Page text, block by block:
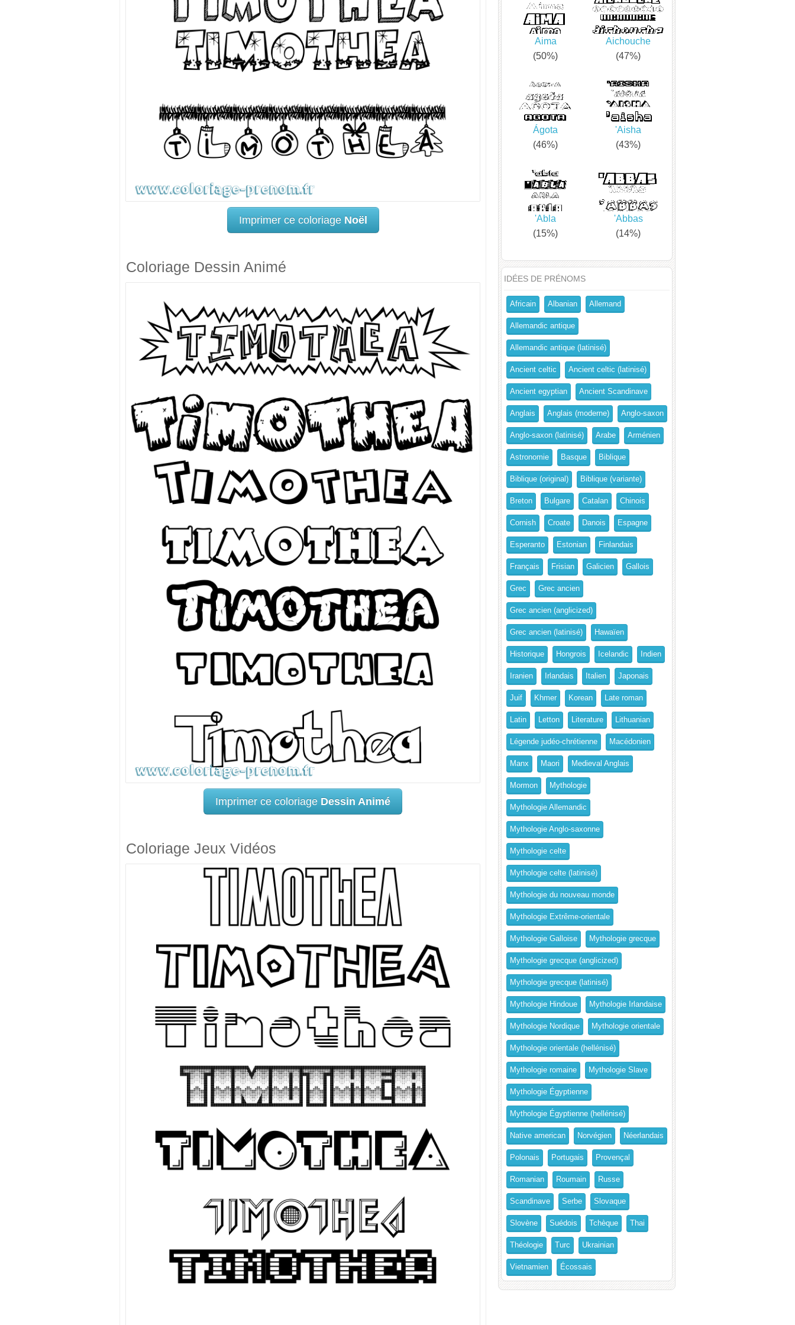
Imprimer ce coloriage Noël
Coloriage Dessin Animé
Imprimer ce coloriage Dessin Animé
Coloriage Jeux Vidéos
Aima
(50%)
Aichouche
(47%)
Ágota
(46%)
'Aisha
(43%)
'Abla
(15%)
'Abbas
(14%)
IDÉES DE PRÉNOMS
Africain Albanian Allemand
Allemandic antique
Allemandic antique (latinisé)
Ancient celtic Ancient celtic (latinisé)
Ancient egyptian Ancient Scandinave
Anglais Anglais (moderne) Anglo-saxon
Anglo-saxon (latinisé) Arabe Arménien
Astronomie Basque Biblique
Biblique (original) Biblique (variante)
Breton Bulgare Catalan Chinois
Cornish Croate Danois Espagne
Esperanto Estonian Finlandais
Français Frisian Galicien Gallois
Grec Grec ancien
Grec ancien (anglicized)
Grec ancien (latinisé) Hawaïen
Historique Hongrois Icelandic Indien
Iranien Irlandais Italien Japonais
Juif Khmer Korean Late roman
Latin Letton Literature Lithuanian
Légende judéo-chrétienne Macédonien
Manx Maori Medieval Anglais
Mormon Mythologie
Mythologie Allemandic
Mythologie Anglo-saxonne
Mythologie celte
Mythologie celte (latinisé)
Mythologie du nouveau monde
Mythologie Extrême-orientale
Mythologie Galloise Mythologie grecque
Mythologie grecque (anglicized)
Mythologie grecque (latinisé)
Mythologie Hindoue Mythologie Irlandaise
Mythologie Nordique Mythologie orientale
Mythologie orientale (hellénisé)
Mythologie romaine Mythologie Slave
Mythologie Égyptienne
Mythologie Égyptienne (hellénisé)
Native american Norvégien Néerlandais
Polonais Portugais Provençal
Romanian Roumain Russe
Scandinave Serbe Slovaque
Slovène Suédois Tchèque Thai
Théologie Turc Ukrainian
Vietnamien Écossais